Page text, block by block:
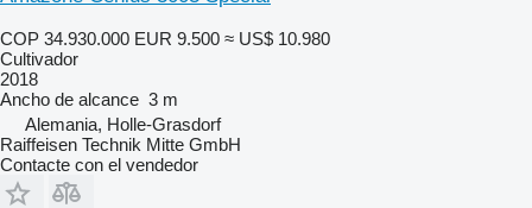
COP 34.930.000 EUR 9.500 ≈ US$ 10.980
Cultivador
2018
Ancho de alcance 3 m
Alemania, Holle-Grasdorf
Raiffeisen Technik Mitte GmbH
Contacte con el vendedor